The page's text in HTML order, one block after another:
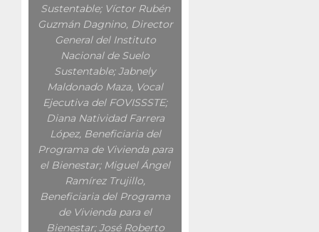
Sustentable; Víctor Rubén
Guzmán Dagnino, Director
General del Instituto
Nacional de Suelo
Sustentable; Jabnely
Maldonado Maza, Vocal
Ejecutiva del FOVISSSTE;
Diana Natividad Farrera
López, Beneficiaria del
Programa de Vivienda para
el Bienestar; Miguel Ángel
Ramírez Trujillo,
Beneficiaria del Programa
de Vivienda para el
Bienestar; José Roberto